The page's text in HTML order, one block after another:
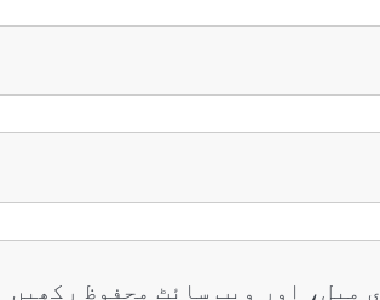
میل، اور ویب سائٹ محفوظ